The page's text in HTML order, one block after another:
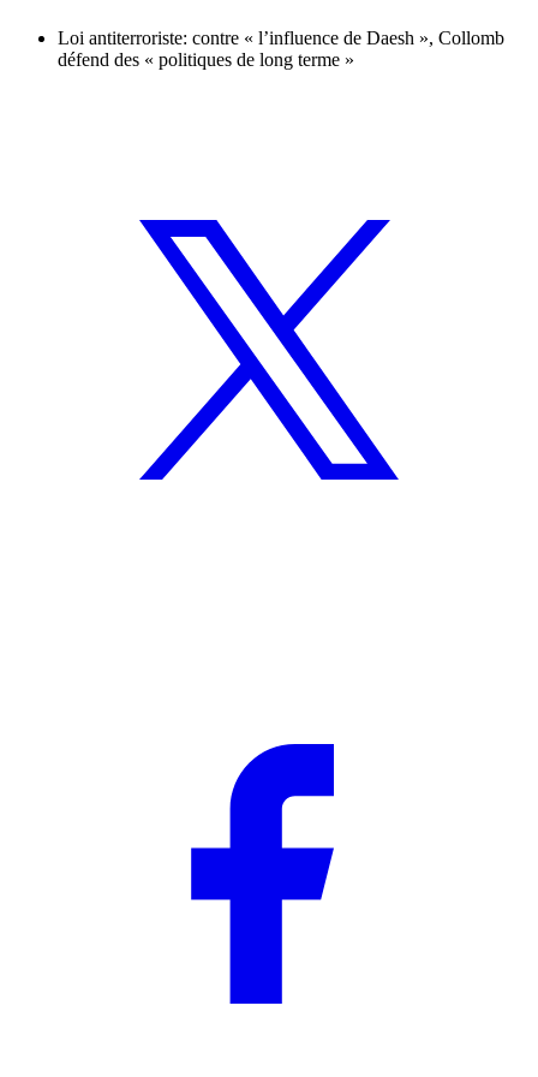
Loi antiterroriste: contre « l’influence de Daesh », Collomb
défend des « politiques de long terme »